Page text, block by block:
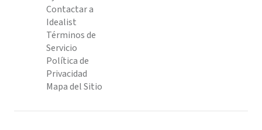
Contactar a
Idealist
Términos de
Servicio
Política de
Privacidad
Mapa del Sitio